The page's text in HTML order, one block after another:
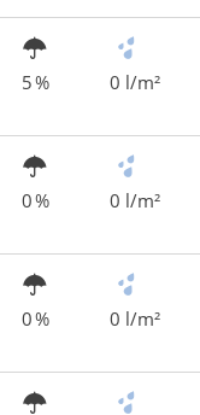
5 % 0 l/m²
0 % 0 l/m²
0 % 0 l/m²